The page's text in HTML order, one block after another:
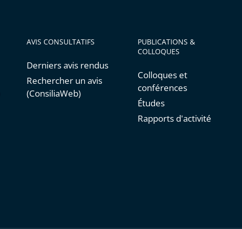
AVIS CONSULTATIFS
Derniers avis rendus
Rechercher un avis
(ConsiliaWeb)
PUBLICATIONS &
COLLOQUES
Colloques et
conférences
Études
Rapports d'activité